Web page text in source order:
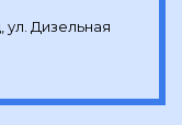
Дизельная